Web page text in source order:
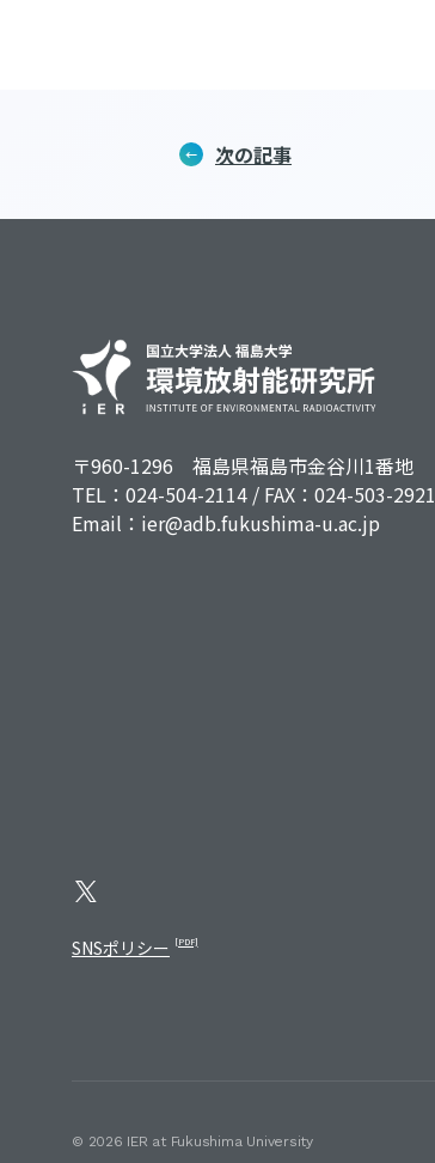
次の記事
〒960-1296 福島県福島市金谷川1番地
TEL： 024-504-2114 / FAX：024-503-2921
Email：ier@adb.fukushima-u.ac.jp
SNSポリシー
©︎ 2026 IER at Fukushima University